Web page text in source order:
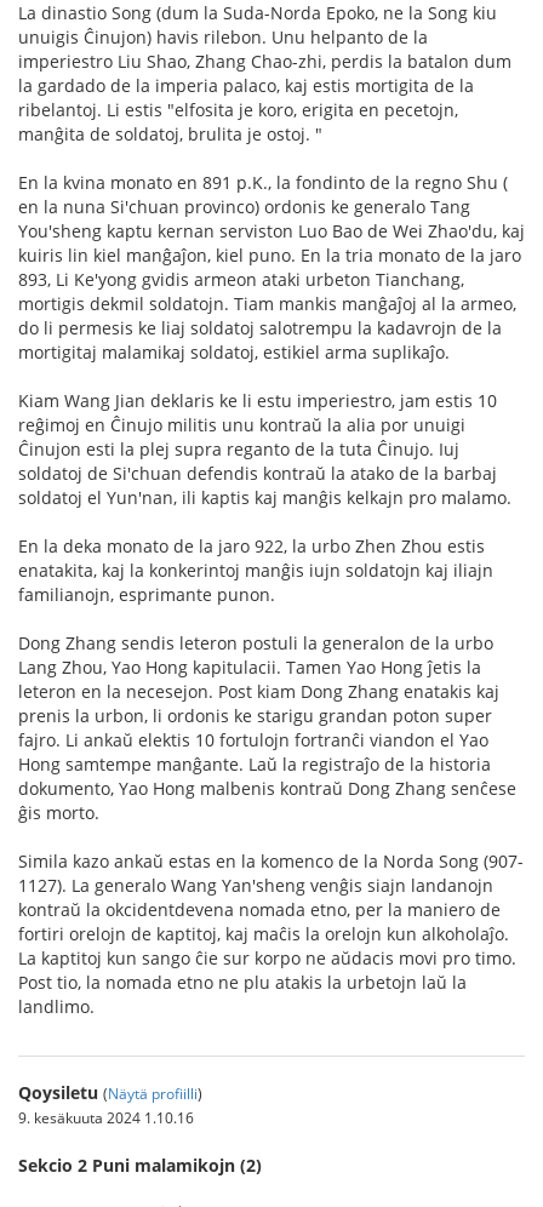
La dinastio Song (dum la Suda-Norda Epoko, ne la Song kiu
unuigis Ĉinujon) havis rilebon. Unu helpanto de la
imperiestro Liu Shao, Zhang Chao-zhi, perdis la batalon dum
la gardado de la imperia palaco, kaj estis mortigita de la
ribelantoj. Li estis "elfosita je koro, erigita en pecetojn,
manĝita de soldatoj, brulita je ostoj. "
En la kvina monato en 891 p.K., la fondinto de la regno Shu (
en la nuna Si'chuan provinco) ordonis ke generalo Tang
You'sheng kaptu kernan serviston Luo Bao de Wei Zhao'du, kaj
kuiris lin kiel manĝaĵon, kiel puno. En la tria monato de la jaro
893, Li Ke'yong gvidis armeon ataki urbeton Tianchang,
mortigis dekmil soldatojn. Tiam mankis manĝaĵoj al la armeo,
do li permesis ke liaj soldatoj salotrempu la kadavrojn de la
mortigitaj malamikaj soldatoj, estikiel arma suplikaĵo.
Kiam Wang Jian deklaris ke li estu imperiestro, jam estis 10
reĝimoj en Ĉinujo militis unu kontraŭ la alia por unuigi
Ĉinujon esti la plej supra reganto de la tuta Ĉinujo. Iuj
soldatoj de Si'chuan defendis kontraŭ la atako de la barbaj
soldatoj el Yun'nan, ili kaptis kaj manĝis kelkajn pro malamo.
En la deka monato de la jaro 922, la urbo Zhen Zhou estis
enatakita, kaj la konkerintoj manĝis iujn soldatojn kaj iliajn
familianojn, esprimante punon.
Dong Zhang sendis leteron postuli la generalon de la urbo
Lang Zhou, Yao Hong kapitulacii. Tamen Yao Hong ĵetis la
leteron en la necesejon. Post kiam Dong Zhang enatakis kaj
prenis la urbon, li ordonis ke starigu grandan poton super
fajro. Li ankaŭ elektis 10 fortulojn fortranĉi viandon el Yao
Hong samtempe manĝante. Laŭ la registraĵo de la historia
dokumento, Yao Hong malbenis kontraŭ Dong Zhang senĉese
ĝis morto.
Simila kazo ankaŭ estas en la komenco de la Norda Song (907-
1127). La generalo Wang Yan'sheng venĝis siajn landanojn
kontraŭ la okcidentdevena nomada etno, per la maniero de
fortiri orelojn de kaptitoj, kaj maĉis la orelojn kun alkoholaĵo.
La kaptitoj kun sango ĉie sur korpo ne aŭdacis movi pro timo.
Post tio, la nomada etno ne plu atakis la urbetojn laŭ la
landlimo.
Qoysiletu (Näytä profiilli)
9. kesäkuuta 2024 1.10.16
Sekcio 2 Puni malamikojn (2)